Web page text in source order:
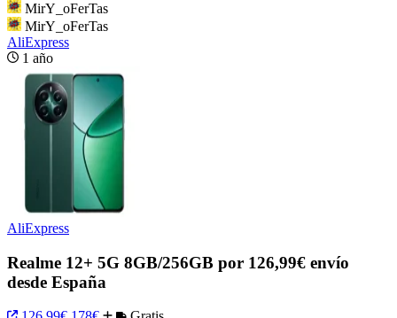
MirY_oFerTas
MirY_oFerTas
AliExpress
1 año
AliExpress
Realme 12+ 5G 8GB/256GB por 126,99€ envío
desde España